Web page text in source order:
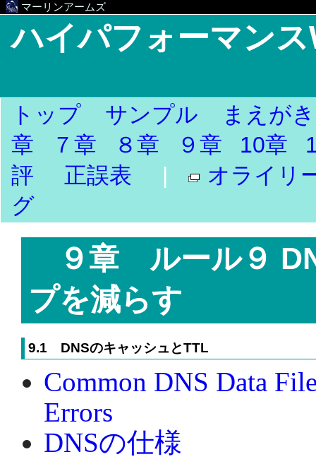
マーリンアームズ
ハイパフォーマン
トップ サンプル
まえがき
章
７章 ８章 ９章 10章
評
正誤表 |
オライリ
グ
９章 ルール９
プを減らす
9.1 DNSのキャッシュとTTL
Common DNS Data
Errors
DNSの仕様